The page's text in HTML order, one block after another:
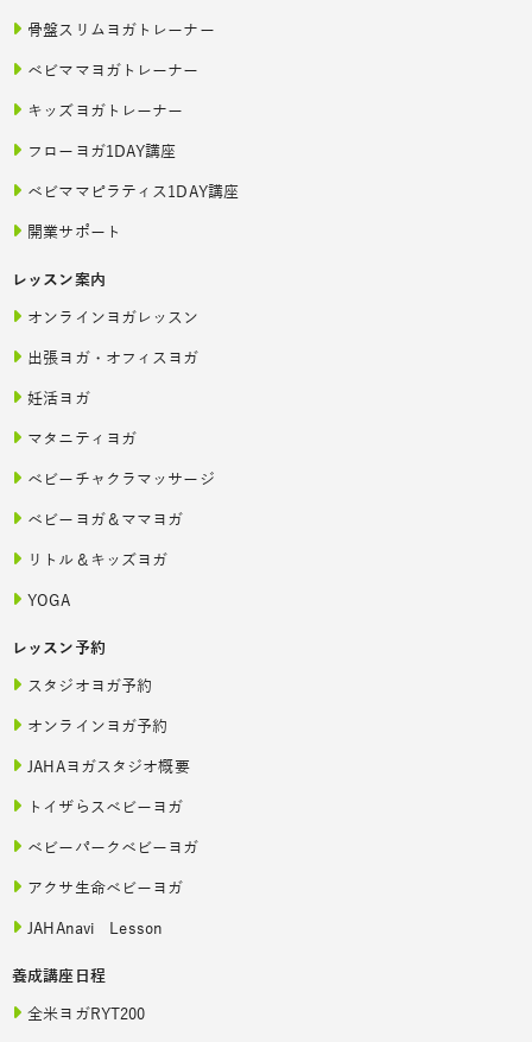
骨盤スリムヨガトレーナー
ベビママヨガトレーナー
キッズヨガトレーナー
フローヨガ1DAY講座
ベビママピラティス1DAY講座
開業サポート
レッスン案内
オンラインヨガレッスン
出張ヨガ・オフィスヨガ
妊活ヨガ
マタニティヨガ
ベビーチャクラマッサージ
ベビーヨガ＆ママヨガ
リトル＆キッズヨガ
YOGA
レッスン予約
スタジオヨガ予約
オンラインヨガ予約
JAHAヨガスタジオ概要
トイザらスベビーヨガ
ベビーパークベビーヨガ
アクサ生命ベビーヨガ
JAHAnavi Lesson
養成講座日程
全米ヨガRYT200